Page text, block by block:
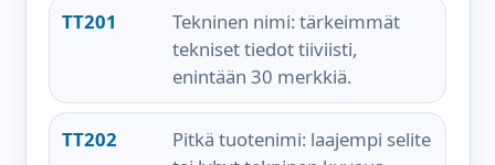
TT201
Tekninen nimi: tärkeimmät
tekniset tiedot tiiviisti,
enintään 30 merkkiä.
TT202
Pitkä tuotenimi: laajempi selite